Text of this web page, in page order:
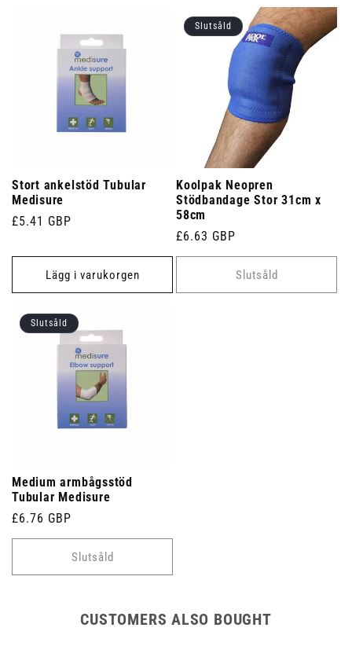
Stort ankelstöd Tubular
Medisure
Ordinarie
£5.41 GBP
Lägg i varukorgen
Slutsåld
Koolpak Neopren
Stödbandage Stor 31cm x
58cm
Ordinarie
pris
£6.63 GBP
Slutsåld
Slutsåld
Medium armbågsstöd
Tubular Medisure
Ordinarie
pris
£6.76 GBP
Slutsåld
CUSTOMERS ALSO BOUGHT